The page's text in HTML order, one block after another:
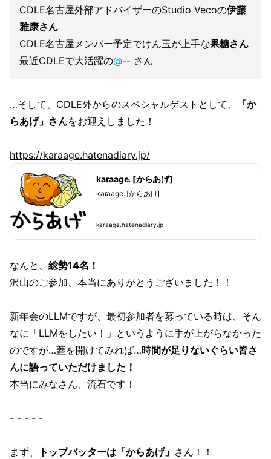
CDLE名古屋外部アドバイザーのStudio Vecoの伊藤
雅康さん
CDLE名古屋メンバー予定でけん玉が上手な果糖さん
最近CDLEで大活躍の@-- さん
…そして、CDLE外からのスペシャルゲストとして、
「か
らあげ」さんをお迎えしました！
https://karaage.hatenadiary.jp/
karaage. [からあげ]
karaage. [からあげ]
karaage.hatenadiary.jp
なんと、 総勢14名！
沢山のご参加、本当にありがとうございました！！
新年会のLLMですが、最初参加者を募っている時は、そん
なに「LLMをしたい！」というように手が上がらなかった
のですが…蓋を開けてみれば…時間が足りないぐらい皆さ
んに語っていただけました！
本当にみなさん、流石です！
- - - - -
まず、 トップバッターは「からあげ」 さん！！